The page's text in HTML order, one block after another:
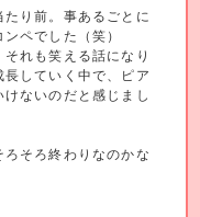
り前。事あるごとに
ペでした（笑）
れも笑える話になり
していく中で、ピア
ないのだと感じまし
そろ終わりなのかな